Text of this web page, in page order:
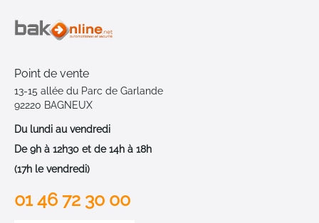
Point de vente
13-15 allée du Parc de Garlande
92220 BAGNEUX
Du lundi au vendredi
De 9h à 12h30 et de 14h à 18h
(17h le vendredi)
01 46 72 30 00